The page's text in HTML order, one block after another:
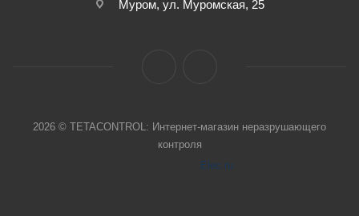
Муром, ул. Муромская, 25
2026 © TETACONTROL: Интернет-магазин неразрушающего
контроля
Elec.ru